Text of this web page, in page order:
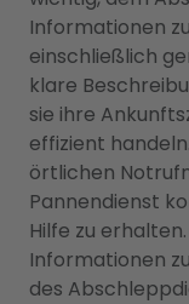
Informationen
einschließlich
klare
sie ihre
effizient
örtlichen
Pannendienst
Hilfe zu
Informationen
des